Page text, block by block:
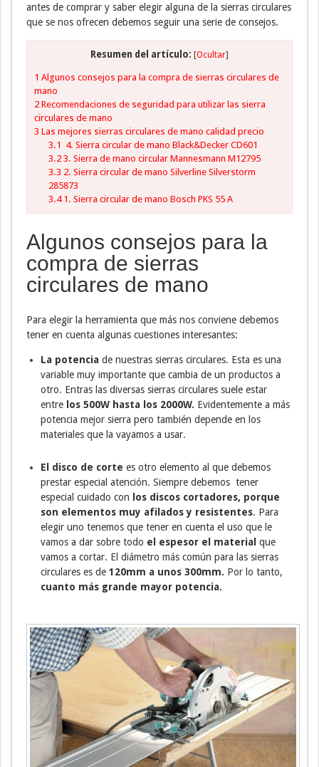
antes de comprar y saber elegir alguna de la sierras circulares
que se nos ofrecen debemos seguir una serie de consejos.
Resumen del artículo: [Ocultar]
1 Algunos consejos para la compra de sierras circulares de
mano
2 Recomendaciones de seguridad para utilizar las sierra
circulares de mano
3 Las mejores sierras circulares de mano calidad precio
3.1 4. Sierra circular de mano Black&Decker CD601
3.23. Sierra de mano circular Mannesmann M12795
3.3 2. Sierra circular de mano Silverline Silverstorm
285873
3.41. Sierra circular de mano Bosch PKS 55 A
Algunos consejos para la
compra de sierras
circulares de mano
Para elegir la herramienta que más nos conviene debemos
tener en cuenta algunas cuestiones interesantes:
La potencia de nuestras sierras circulares. Esta es una
variable muy importante que cambia de un productos a
otro. Entras las diversas sierras circulares suele estar
entre los 500W hasta los 2000W. Evidentemente a más
potencia mejor sierra pero también depende en los
materiales que la vayamos a usar.
El disco de corte es otro elemento al que debemos
prestar especial atención. Siempre debemos tener
especial cuidado con
los discos cortadores, porque
son elementos muy afilados y resistentes. Para
elegir uno tenemos que tener en cuenta el uso que le
vamos a dar sobre todo el espesor el material que
vamos a cortar. El diámetro más común para las sierras
circulares es de 120mm a unos 300mm. Por lo tanto,
cuanto más grande mayor potencia.